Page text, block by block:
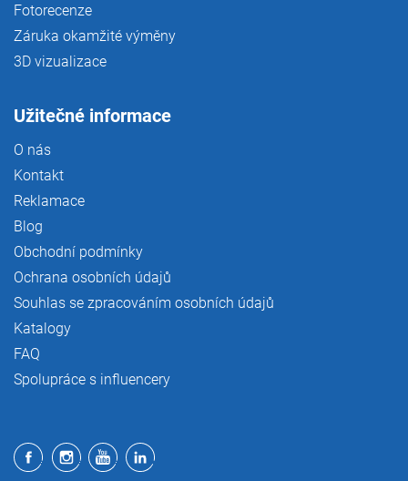
Fotorecenze
Záruka okamžité výměny
3D vizualizace
Užitečné informace
O nás
Kontakt
Reklamace
Blog
Obchodní podmínky
Ochrana osobních údajů
Souhlas se zpracováním osobních údajů
Katalogy
FAQ
Spolupráce s influencery